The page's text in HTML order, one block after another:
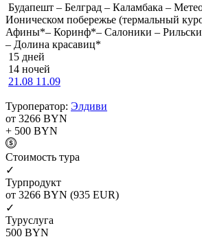
Будапешт – Белград – Каламбака –
Ионическом побережье (термальный
Афины*– Коринф*– Салоники –
– Долина красавиц*
15 дней
14 ночей
21.08 11.09
Туроператор: Элдиви
от 3266 BYN
+ 500 BYN
Cтоимость тура
✓
Турпродукт
от 3266 BYN (935 EUR)
✓
Туруслуга
500 BYN